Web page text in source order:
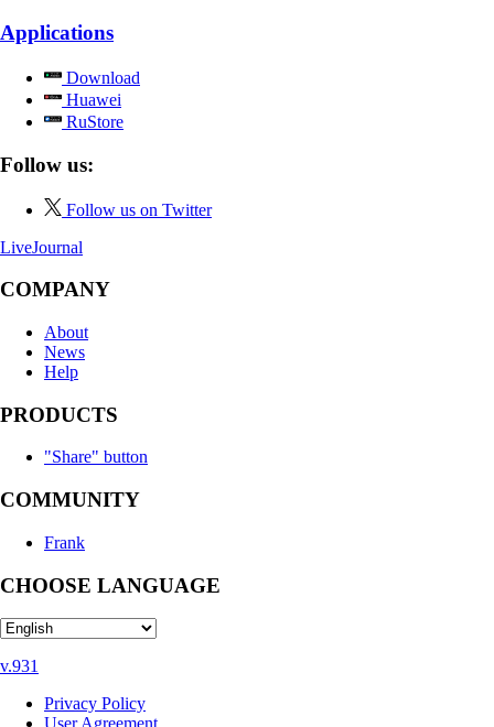
Applications
Download
Huawei
RuStore
Follow us:
Follow us on Twitter
LiveJournal
COMPANY
About
News
Help
PRODUCTS
"Share" button
COMMUNITY
Frank
CHOOSE LANGUAGE
v.931
Privacy Policy